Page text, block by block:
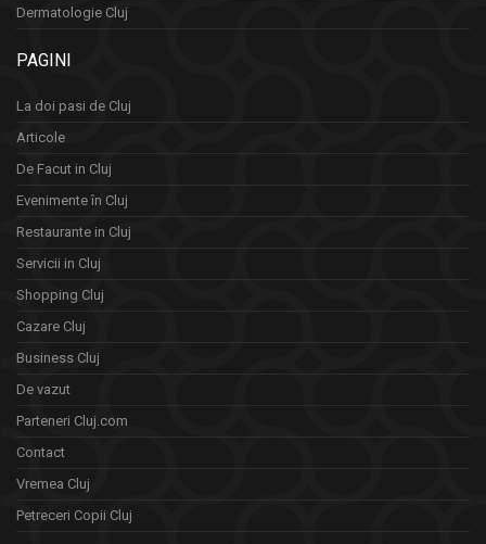
Dermatologie Cluj
PAGINI
La doi pasi de Cluj
Articole
De Facut in Cluj
Evenimente în Cluj
Restaurante in Cluj
Servicii in Cluj
Shopping Cluj
Cazare Cluj
Business Cluj
De vazut
Parteneri Cluj.com
Contact
Vremea Cluj
Petreceri Copii Cluj